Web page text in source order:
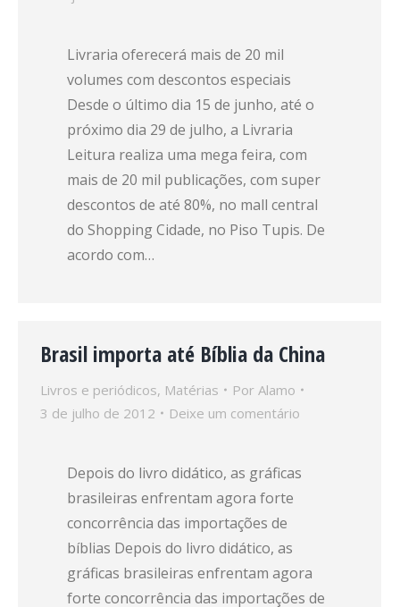
Livraria oferecerá mais de 20 mil
volumes com descontos especiais
Desde o último dia 15 de junho, até o
próximo dia 29 de julho, a Livraria
Leitura realiza uma mega feira, com
mais de 20 mil publicações, com super
descontos de até 80%, no mall central
do Shopping Cidade, no Piso Tupis. De
acordo com…
Brasil importa até Bíblia da China
Livros e periódicos, Matérias Por Alamo
3 de julho de 2012
Deixe um comentário
Depois do livro didático, as gráficas
brasileiras enfrentam agora forte
concorrência das importações de
bíblias Depois do livro didático, as
gráficas brasileiras enfrentam agora
forte concorrência das importações de